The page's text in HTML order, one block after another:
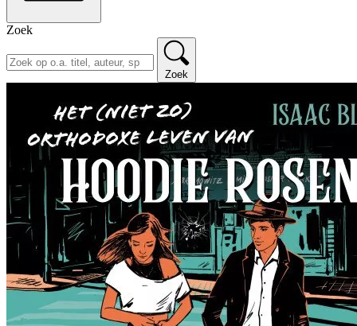
Zoek
Zoek